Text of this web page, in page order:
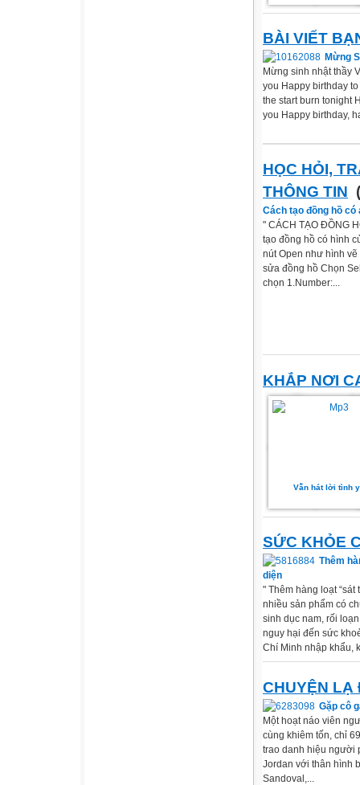
BÀI VIẾT
Mừng
Mừng sinh nhật thầy
you Happy birthday
the start burn tonight
you Happy birthday,
HỌC HỎI,
THÔNG TIN
Cách tạo đồng hồ
" CÁCH TẠO ĐỒNG
tạo đồng hồ có hình
nút Open như hình
sửa đồng hồ Chọn
chọn 1.Number:...
KHẮP NƠI
Vẫn hát lời tình
SỨC KHỎE
Thêm
diện
" Thêm hàng loạt “sát
nhiều sản phẩm có
sinh dục nam, rối
nguy hại đến sức
Chí Minh nhập khẩu,
CHUYỆN
Gặp cô
Một hoạt náo viên
cùng khiêm tốn, chỉ
trao danh hiệu người
Jordan với thân hình
Sandoval,...